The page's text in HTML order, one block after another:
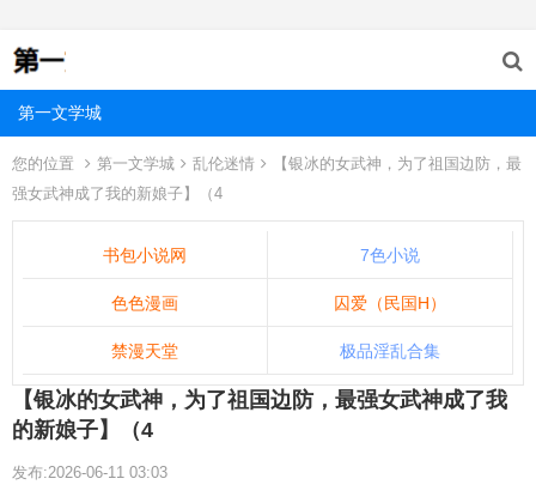
第一文学城
您的位置 第一文学城 乱伦迷情
【银冰的女武神，为了祖国边防，最
强女武神成了我的新娘子】（4
书包小说网 7色小说
色色漫画 囚爱（民国H）
禁漫天堂 极品淫乱合集
【银冰的女武神，为了祖国边防，最强女武神成了我
的新娘子】（4
发布:2026-06-11 03:03